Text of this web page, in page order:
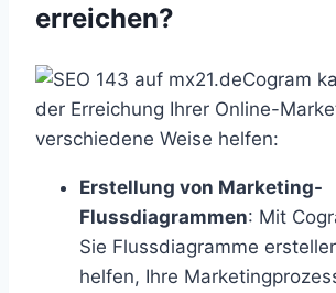
erreichen?
Cogram
der Erreichung Ihrer Online-
verschiedene Weise helfen:
Erstellung von Marketing-
Flussdiagrammen: Mit
Sie Flussdiagramme
helfen, Ihre